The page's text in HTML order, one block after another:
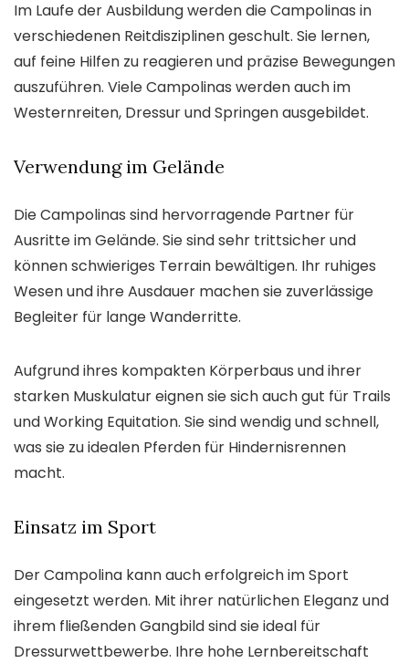
Im Laufe der Ausbildung werden die Campolinas in
verschiedenen Reitdisziplinen geschult. Sie lernen,
auf feine Hilfen zu reagieren und präzise Bewegungen
auszuführen. Viele Campolinas werden auch im
Westernreiten, Dressur und Springen ausgebildet.
Verwendung im Gelände
Die Campolinas sind hervorragende Partner für
Ausritte im Gelände. Sie sind sehr trittsicher und
können schwieriges Terrain bewältigen. Ihr ruhiges
Wesen und ihre Ausdauer machen sie zuverlässige
Begleiter für lange Wanderritte.
Aufgrund ihres kompakten Körperbaus und ihrer
starken Muskulatur eignen sie sich auch gut für Trails
und Working Equitation. Sie sind wendig und schnell,
was sie zu idealen Pferden für Hindernisrennen
macht.
Einsatz im Sport
Der Campolina kann auch erfolgreich im Sport
eingesetzt werden. Mit ihrer natürlichen Eleganz und
ihrem fließenden Gangbild sind sie ideal für
Dressurwettbewerbe. Ihre hohe Lernbereitschaft